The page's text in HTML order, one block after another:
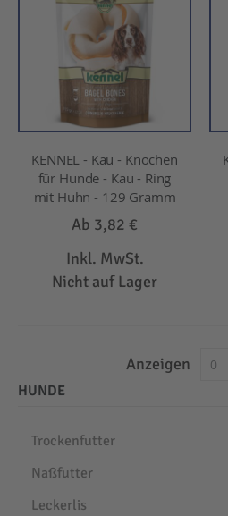
KENNEL - Kau - Knochen
für Hunde - Kau - Ring
mit Huhn - 129 Gramm
Ab 3,82 €
Inkl. MwSt.
Nicht auf Lager
Anzeigen
HUNDE
Trockenfutter
Naßfutter
Leckerlis